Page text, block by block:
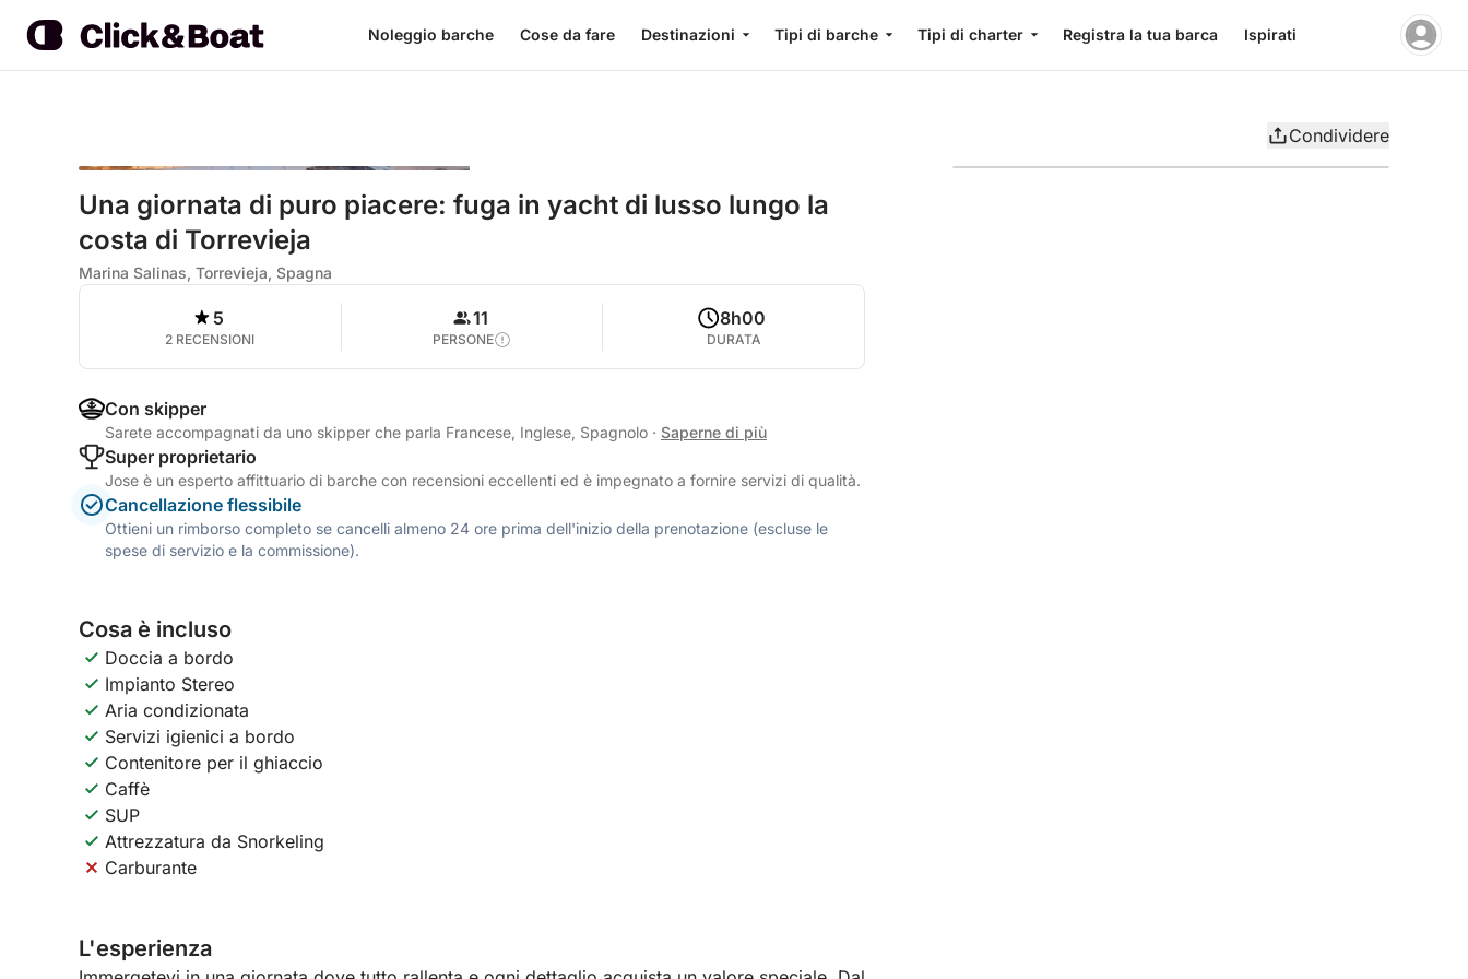
Noleggio barche Cose da fare Destinazioni Tipi di barche Tipi di charter Registra la tua barca Ispirati
Condividere
Una giornata di puro piacere: fuga in yacht di lusso lungo la
costa di Torrevieja
Marina Salinas, Torrevieja, Spagna
5
2 RECENSIONI
11
PERSONE
8h00
DURATA
Con skipper
Sarete accompagnati da uno skipper che parla Francese, Inglese, Spagnolo · Saperne di più
Super proprietario
Jose è un esperto affittuario di barche con recensioni eccellenti ed è impegnato a fornire servizi di qualità.
Cancellazione flessibile
Ottieni un rimborso completo se cancelli almeno 24 ore prima dell'inizio della prenotazione (escluse le
spese di servizio e la commissione).
Cosa è incluso
Doccia a bordo
Impianto Stereo
Aria condizionata
Servizi igienici a bordo
Contenitore per il ghiaccio
Caffè
SUP
Attrezzatura da Snorkeling
Carburante
L'esperienza